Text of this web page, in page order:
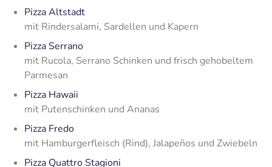
Pizza Altstadt
mit Rindersalami, Sardellen und Kapern
Pizza Serrano
mit Rucola, Serrano Schinken und frisch gehobeltem
Parmesan
Pizza Hawaii
mit Putenschinken und Ananas
Pizza Fredo
mit Hamburgerfleisch (Rind), Jalapeños und Zwiebeln
Pizza Quattro Stagioni